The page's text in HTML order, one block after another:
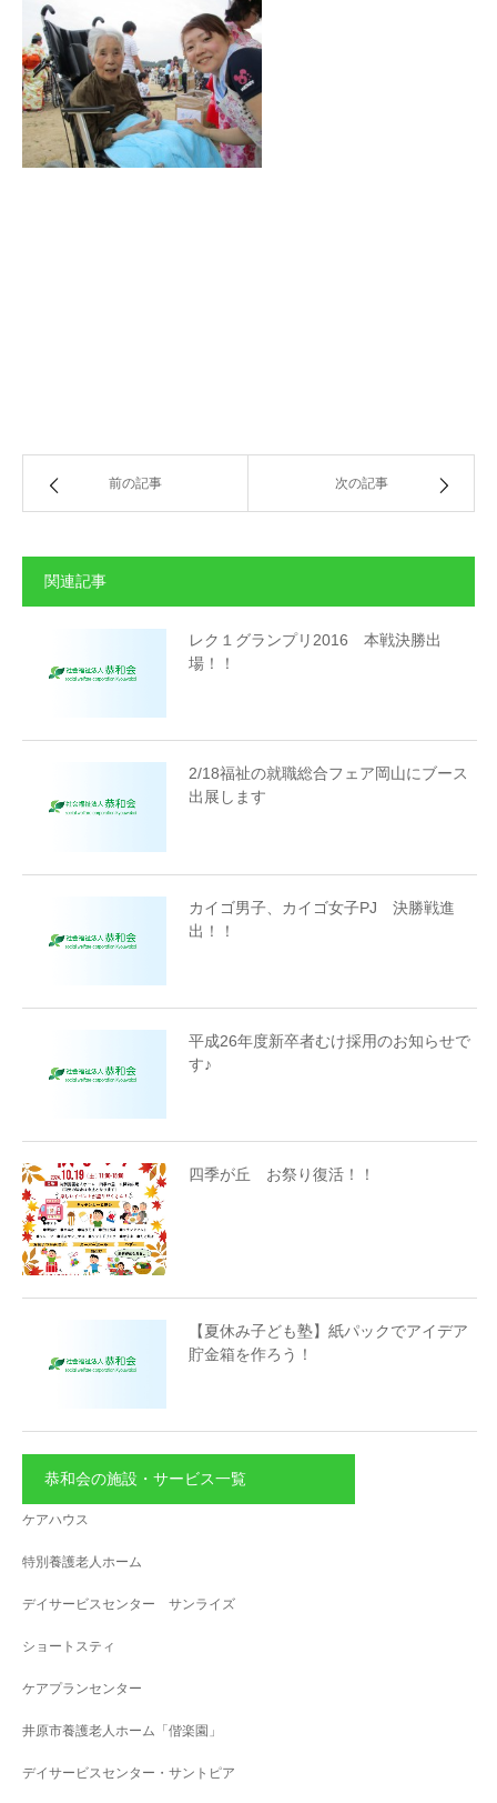
前の記事 次の記事
関連記事
レク１グランプリ2016 本戦決勝出
場！！
2/18福祉の就職総合フェア岡山にブース
出展します
カイゴ男子、カイゴ女子PJ 決勝戦進
出！！
平成26年度新卒者むけ採用のお知らせで
す♪
四季が丘 お祭り復活！！
【夏休み子ども塾】紙パックでアイデア
貯金箱を作ろう！
恭和会の施設・サービス一覧
ケアハウス
特別養護老人ホーム
デイサービスセンター サンライズ
ショートスティ
ケアプランセンター
井原市養護老人ホーム「偕楽園」
デイサービスセンター・サントピア